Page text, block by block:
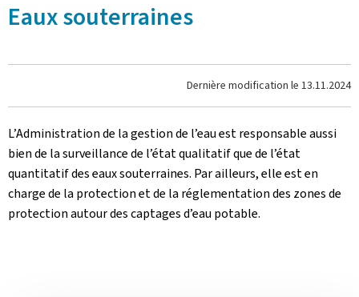
Eaux souterraines
Dernière modification le 13.11.2024
L’Administration de la gestion de l’eau est responsable aussi
bien de la surveillance de l’état qualitatif que de l’état
quantitatif des eaux souterraines. Par ailleurs, elle est en
charge de la protection et de la réglementation des zones de
protection autour des captages d’eau potable.